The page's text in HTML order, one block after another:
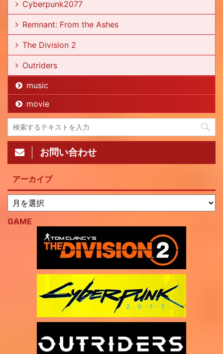
Cyberpunk2077
Remnant: From the Ashes
The Division 2
Outriders
music
movie
お問い合わせ
アーカイブ
GAME